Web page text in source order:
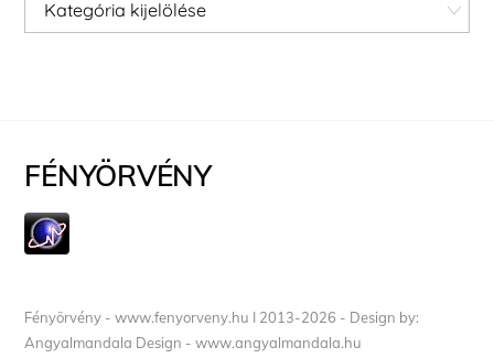
FÉNYÖRVÉNY
Fényörvény - www.fenyorveny.hu I 2013-2026 - Design by:
Angyalmandala Design - www.angyalmandala.hu